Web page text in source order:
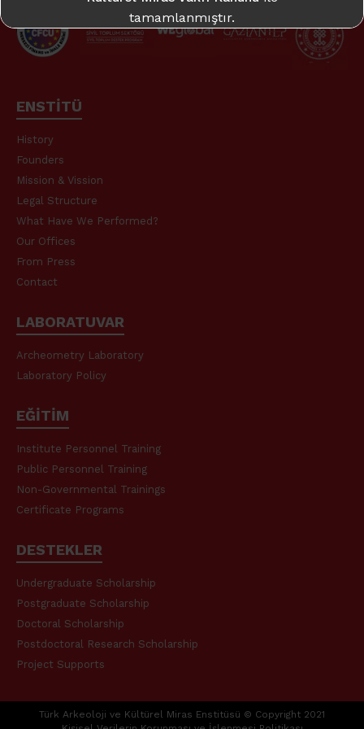
ENSTİTÜ
History
Founders
Mission & Vission
Legal Structure
What Have We Performed?
Our Offices
From Press
Contact
LABORATUVAR
Archeometry Laboratory
Laboratory Policy
EĞİTİM
Institute Personnel Training
Public Personnel Training
Non-Governmental Trainings
Certificate Programs
DESTEKLER
Undergraduate Scholarship
Postgraduate Scholarship
Doctoral Scholarship
Postdoctoral Research Scholarship
Project Supports
Türk Arkeoloji ve Kültürel Miras Enstitüsü ©️ Copyright 2021
tamamlanmıştır.